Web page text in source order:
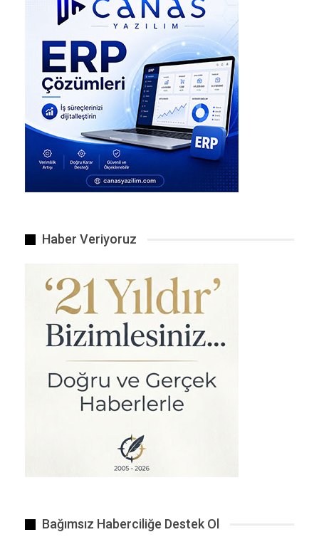
TÜRSAB yaklaşık 20 internet sitesine hukuki işlem…
Çin’in artık dünyanın en büyük donanmasına sahip.
Haber Veriyoruz
Bağımsız Haberciliğe Destek Ol